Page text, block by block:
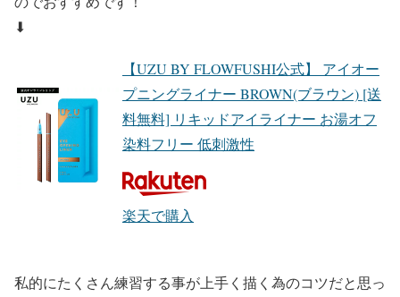
⬇︎
【UZU BY FLOWFUSHI公式】 アイオー
プニングライナー BROWN(ブラウン) [送
料無料] リキッドアイライナー お湯オフ
染料フリー 低刺激性
楽天で購入
私的にたくさん練習する事が上手く描く為のコツだと思っ